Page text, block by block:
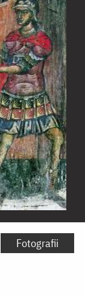
Fotografii